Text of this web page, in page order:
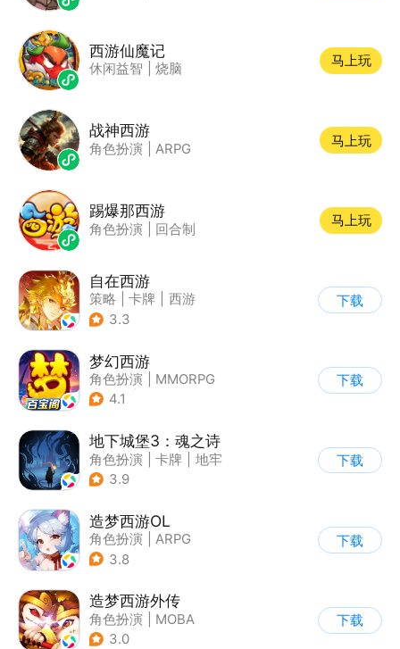
西游仙魔记
休闲益智 烧脑
马上玩
战神西游
角色扮演 ARPG
马上玩
踢爆那西游
角色扮演 回合制
马上玩
自在西游
策略 卡牌
西游
| 中国风
3.3
下载
梦幻西游
角色扮演
MMORPG
| 西游
4.1
下载
地下城堡3：魂之诗
角色扮演 卡牌
地牢
| 暗黑
3.9
下载
造梦西游OL
角色扮演
ARPG
| 西游
3.8
下载
造梦西游外传
角色扮演
MOBA
| 西游
3.0
下载